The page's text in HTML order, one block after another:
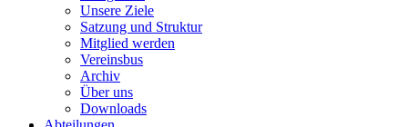
Unsere Ziele
Satzung und Struktur
Mitglied werden
Vereinsbus
Archiv
Über uns
Downloads